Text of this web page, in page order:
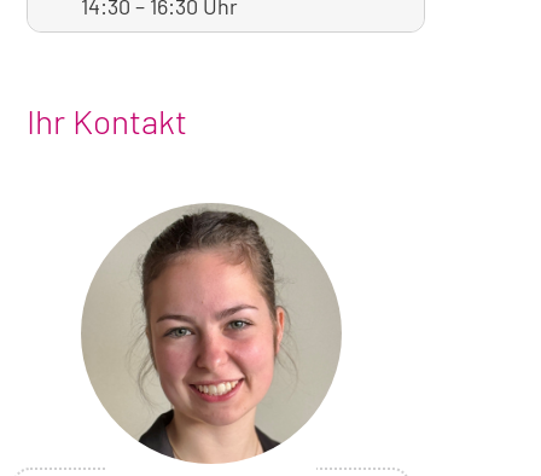
14:30– 16:30 Uhr
Ihr Kontakt
Foto
von
Sarah
Walgenbach